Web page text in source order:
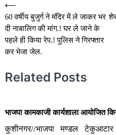
Post
navigation
⟵
60 वर्षीय बुजुर्ग ने मंदिर में ले जाकर भर
दी नाबालिग की मांग.! घर ले जाने के
पहले ही किया रेप.! पुलिस ने गिरफ्तार
कर भेजा जेल.
Related Posts
भाजपा कामकाजी कार्यशाला आयोजित
कुशीनगर//भाजपा मण्डल